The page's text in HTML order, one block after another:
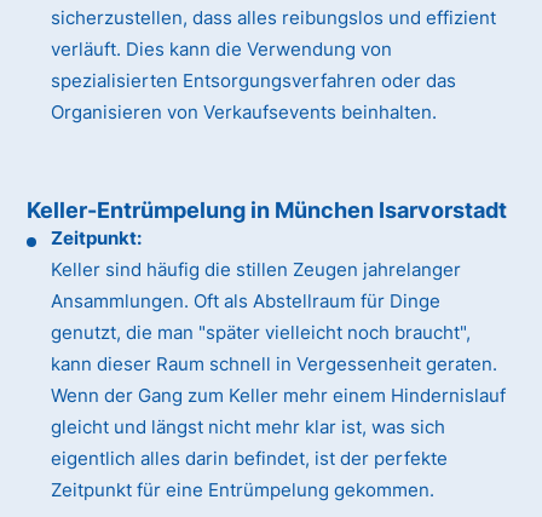
sicherzustellen, dass alles reibungslos und effizient
verläuft. Dies kann die Verwendung von
spezialisierten Entsorgungsverfahren oder das
Organisieren von Verkaufsevents beinhalten.
Keller-Entrümpelung in München Isarvorstadt
Zeitpunkt:
Keller sind häufig die stillen Zeugen jahrelanger
Ansammlungen. Oft als Abstellraum für Dinge
genutzt, die man "später vielleicht noch braucht",
kann dieser Raum schnell in Vergessenheit geraten.
Wenn der Gang zum Keller mehr einem Hindernislauf
gleicht und längst nicht mehr klar ist, was sich
eigentlich alles darin befindet, ist der perfekte
Zeitpunkt für eine Entrümpelung gekommen.